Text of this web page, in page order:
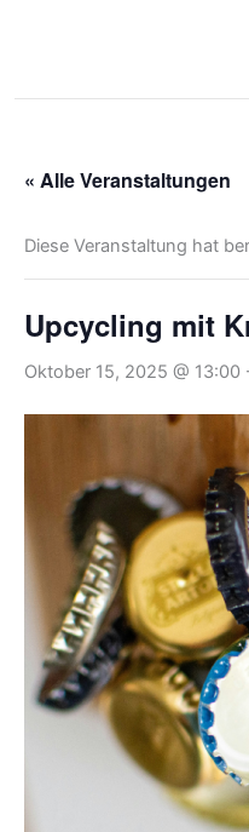
springen
« Alle Veranstaltungen
Diese Veranstaltung hat
Upcycling mit
Oktober 15, 2025 @ 13:00